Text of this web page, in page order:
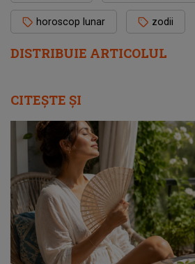
DISTRIBUIE ARTICOLUL
horoscop lunar zodii
CITEȘTE ȘI